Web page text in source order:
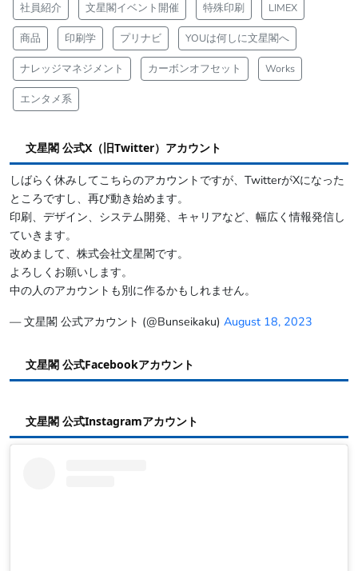
社員紹介 文星閣イベント開催 特殊印刷 LIMEX
商品 印刷学 プリナビ YOUは何しに文星閣へ
ナレッジマネジメント カーボンオフセット Works
エンタメ系
文星閣 公式X（旧Twitter）アカウント
しばらく休みしてこちらのアカウントですが、TwitterがXになった
ところですし、再び動き始めます。
印刷、デザイン、システム開発、キャリアなど、幅広く情報発信し
ていきます。
改めまして、株式会社文星閣です。
よろしくお願いします。
中の人のアカウントも別に作るかもしれません。
— 文星閣 公式アカウント (@Bunseikaku) August 18, 2023
文星閣 公式Facebookアカウント
文星閣 公式Instagramアカウント